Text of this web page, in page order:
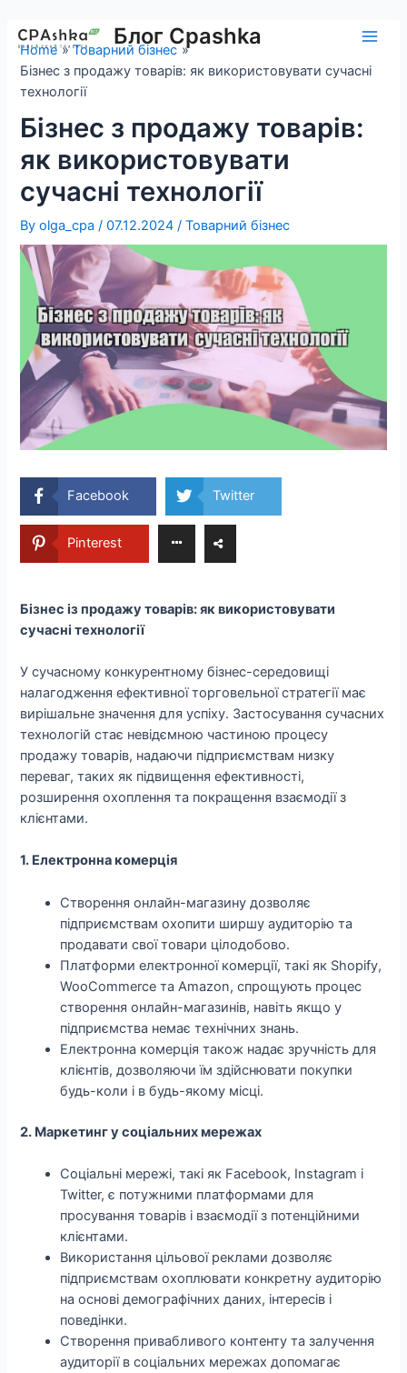
content
Блог Cpashka
Home
Товарний бізнес
Бізнес з продажу товарів: як використовувати сучасні
технології
Бізнес з продажу товарів:
як використовувати
сучасні технології
Byolga_cpa/07.12.2024/Товарний бізнес
Facebook Twitter
Pinterest
Бізнес із продажу товарів: як використовувати
сучасні технології
У сучасному конкурентному бізнес-середовищі
налагодження ефективної торговельної стратегії має
вирішальне значення для успіху. Застосування сучасних
технологій стає невідємною частиною процесу
продажу товарів, надаючи підприємствам низку
переваг, таких як підвищення ефективності,
розширення охоплення та покращення взаємодії з
клієнтами.
1. Електронна комерція
Створення онлайн-магазину дозволяє
підприємствам охопити ширшу аудиторію та
продавати свої товари цілодобово.
Платформи електронної комерції, такі як Shopify,
WooCommerce та Amazon, спрощують процес
створення онлайн-магазинів, навіть якщо у
підприємства немає технічних знань.
Електронна комерція також надає зручність для
клієнтів, дозволяючи їм здійснювати покупки
будь-коли і в будь-якому місці.
2. Маркетинг у соціальних мережах
Соціальні мережі, такі як Facebook, Instagram і
Twitter, є потужними платформами для
просування товарів і взаємодії з потенційними
клієнтами.
Використання цільової реклами дозволяє
підприємствам охоплювати конкретну аудиторію
на основі демографічних даних, інтересів і
поведінки.
Створення привабливого контенту та залучення
аудиторії в соціальних мережах допомагає